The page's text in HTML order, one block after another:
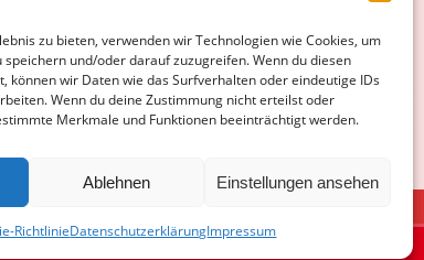
zu bieten, verwenden wir Technologien wie Cookies, um
und/oder darauf zuzugreifen. Wenn du diesen
können wir Daten wie das Surfverhalten oder eindeutige IDs
Wenn du deine Zustimmung nicht erteilst oder
Merkmale und Funktionen beeinträchtigt werden.
Ablehnen Einstellungen ansehen
RichtlinieDatenschutzerklärungImpressum